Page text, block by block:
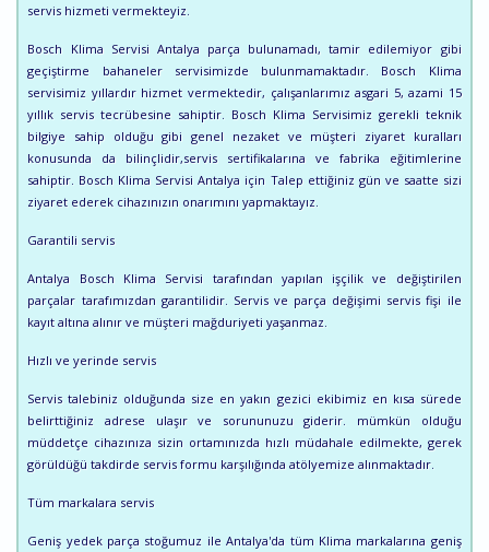
servis hizmeti vermekteyiz.
Bosch Klima Servisi Antalya parça bulunamadı, tamir edilemiyor gibi
geçiştirme bahaneler servisimizde bulunmamaktadır. Bosch Klima
servisimiz yıllardır hizmet vermektedir, çalışanlarımız asgari 5, azami 15
yıllık servis tecrübesine sahiptir. Bosch Klima Servisimiz gerekli teknik
bilgiye sahip olduğu gibi genel nezaket ve müşteri ziyaret kuralları
konusunda da bilinçlidir,servis sertifikalarına ve fabrika eğitimlerine
sahiptir. Bosch Klima Servisi Antalya için Talep ettiğiniz gün ve saatte sizi
ziyaret ederek cihazınızın onarımını yapmaktayız.
Garantili servis
Antalya Bosch Klima Servisi tarafından yapılan işçilik ve değiştirilen
parçalar tarafımızdan garantilidir. Servis ve parça değişimi servis fişi ile
kayıt altına alınır ve müşteri mağduriyeti yaşanmaz.
Hızlı ve yerinde servis
Servis talebiniz olduğunda size en yakın gezici ekibimiz en kısa sürede
belirttiğiniz adrese ulaşır ve sorununuzu giderir. mümkün olduğu
müddetçe cihazınıza sizin ortamınızda hızlı müdahale edilmekte, gerek
görüldüğü takdirde servis formu karşılığında atölyemize alınmaktadır.
Tüm markalara servis
Geniş yedek parça stoğumuz ile Antalya'da tüm Klima markalarına geniş